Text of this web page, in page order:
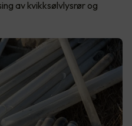
av kvikksølvlysrør og